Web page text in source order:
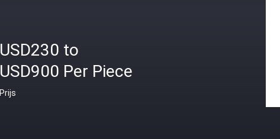
USD230 to
USD900 Per Piece
Prijs